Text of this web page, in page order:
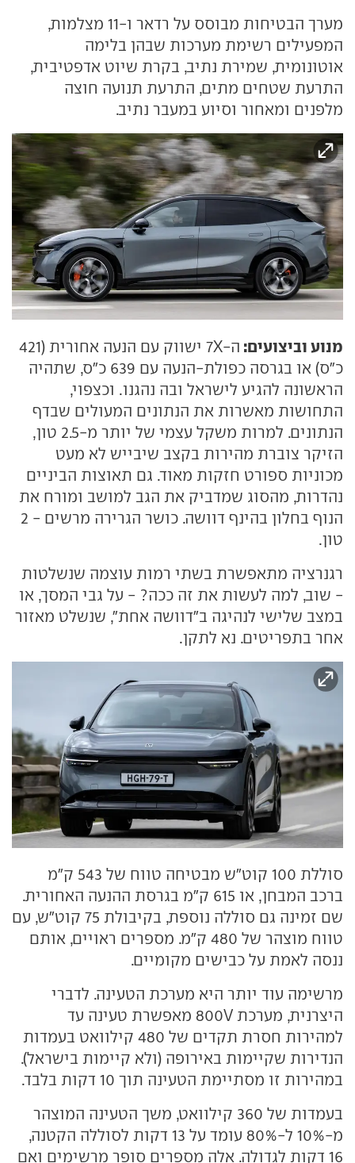
מערך הבטיחות מבוסס על רדאר ו-11 מצלמות,
המפעילים רשימת מערכות שבהן בלימה
אוטונומית, שמירת נתיב, בקרת שיוט אדפטיבית,
התרעת שטחים מתים, התרעת תנועה חוצה
מלפנים ומאחור וסיוע במעבר נתיב.
מנוע וביצועים:
ה-7X ישווק עם הנעה אחורית (421
כ"ס) או בגרסה כפולת-הנעה עם 639 כ"ס, שתהיה
הראשונה להגיע לישראל ובה נהגנו. וכצפוי,
התחושות מאשרות את הנתונים המעולים שבדף
הנתונים. למרות משקל עצמי של יותר מ-2.5 טון,
הזיקר צוברת מהירות בקצב שיבייש לא מעט
מכוניות ספורט חזקות מאוד. גם תאוצות הביניים
נהדרות, מהסוג שמדביק את הגב למושב ומורח את
הנוף בחלון בהינף דוושה. כושר הגרירה מרשים - 2
טון.
רגנרציה מתאפשרת בשתי רמות עוצמה שנשלטות
- שוב, למה לעשות את זה ככה? - על גבי המסך, או
במצב שלישי לנהיגה ב"דוושה אחת", שנשלט מאזור
אחר בתפריטים. נא לתקן.
סוללת 100 קוט"ש מבטיחה טווח של 543 ק"מ
ברכב המבחן, או 615 ק"מ בגרסת ההנעה האחורית.
שם זמינה גם סוללה נוספת, בקיבולת 75 קוט"ש, עם
טווח מוצהר של 480 ק"מ. מספרים ראויים, אותם
ננסה לאמת על כבישים מקומיים.
מרשימה עוד יותר היא מערכת הטעינה. לדברי
היצרנית, מערכת 800V מאפשרת טעינה עד
למהירות חסרת תקדים של 480 קילוואט בעמדות
הנדירות שקיימות באירופה (ולא קיימות בישראל).
במהירות זו מסתיימת הטעינה תוך 10 דקות בלבד.
בעמדות של 360 קילוואט, משך הטעינה המוצהר
מ-10% ל-80% עומד על 13 דקות לסוללה הקטנה,
16 דקות לגדולה. אלה מספרים סופר מרשימים ואם